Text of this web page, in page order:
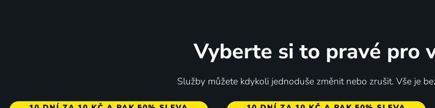
Vyberte si to pravé pro
Služby můžete kdykoli jednoduše změnit nebo zrušit. Vše je